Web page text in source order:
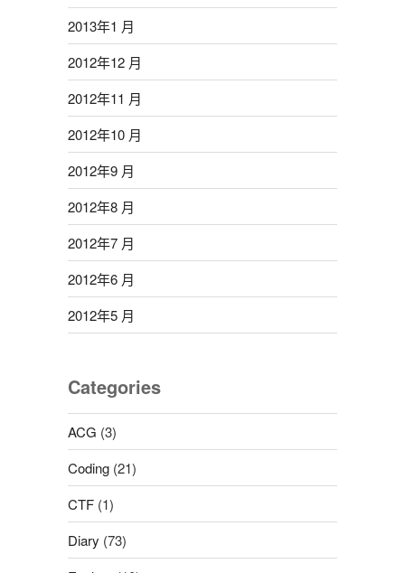
2013年1 月
2012年12 月
2012年11 月
2012年10 月
2012年9 月
2012年8 月
2012年7 月
2012年6 月
2012年5 月
Categories
ACG (3)
Coding(21)
CTF(1)
Diary (73)